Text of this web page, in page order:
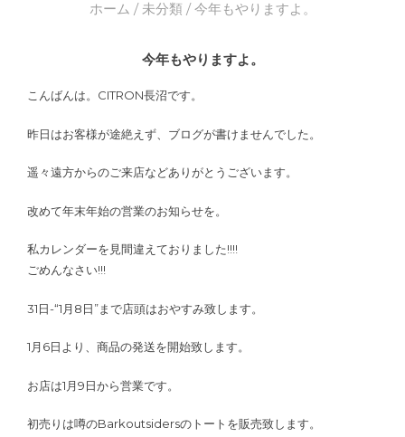
ホーム / 未分類/ 今年もやりますよ。
今年もやりますよ。
こんばんは。CITRON長沼です。
昨日はお客様が途絶えず、ブログが書けませんでした。
遥々遠方からのご来店などありがとうございます。
改めて年末年始の営業のお知らせを。
私カレンダーを見間違えておりました!!!!
ごめんなさい!!!
31日-“1月8日”まで店頭はおやすみ致します。
1月6日より、商品の発送を開始致します。
お店は1月9日から営業です。
初売りは噂のBarkoutsidersのトートを販売致します。